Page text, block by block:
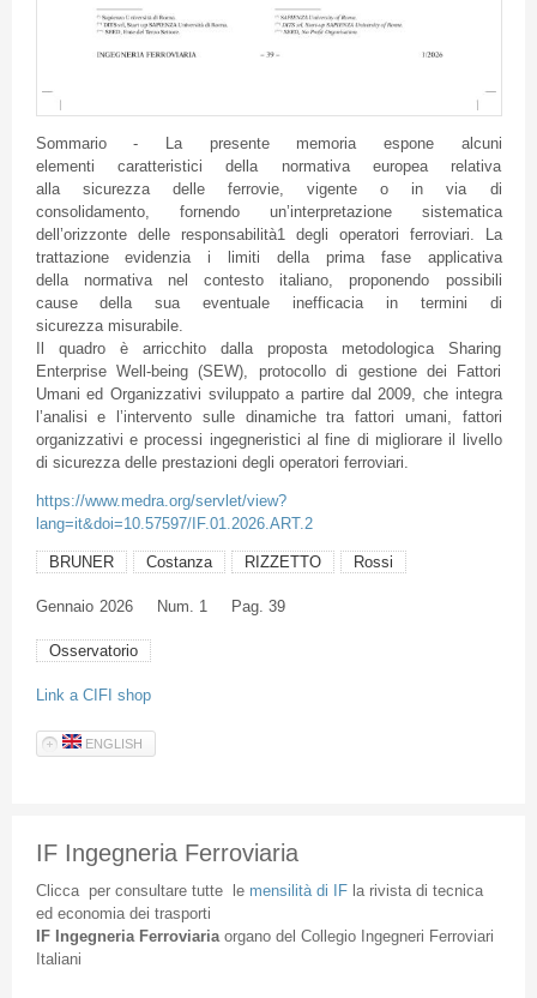
Sommario - La presente memoria espone alcuni
elementi caratteristici della normativa europea relativa
alla sicurezza delle ferrovie, vigente o in via di
consolidamento, fornendo un’interpretazione sistematica
dell’orizzonte delle responsabilità1 degli operatori ferroviari. La
trattazione evidenzia i limiti della prima fase applicativa
della normativa nel contesto italiano, proponendo possibili
cause della sua eventuale inefficacia in termini di
sicurezza misurabile.
Il quadro è arricchito dalla proposta metodologica Sharing
Enterprise Well-being (SEW), protocollo di gestione dei Fattori
Umani ed Organizzativi sviluppato a partire dal 2009, che integra
l’analisi e l’intervento sulle dinamiche tra fattori umani, fattori
organizzativi e processi ingegneristici al fine di migliorare il livello
di sicurezza delle prestazioni degli operatori ferroviari.
https://www.medra.org/servlet/view?
lang=it&doi=10.57597/IF.01.2026.ART.2
BRUNER Costanza RIZZETTO Rossi
Gennaio 2026 Num. 1 Pag. 39
Osservatorio
Link a CIFI shop
ENGLISH
IF Ingegneria Ferroviaria
Cliccaper consultare tuttele mensilità di IFla rivista di tecnica
ed economia dei trasporti
IF Ingegneria Ferroviaria organodel Collegio Ingegneri Ferroviari
Italiani